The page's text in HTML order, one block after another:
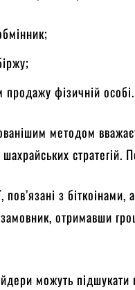
фізичній особі.
методом
стратегій.
пов’язані з
отримавши
можуть підшукати